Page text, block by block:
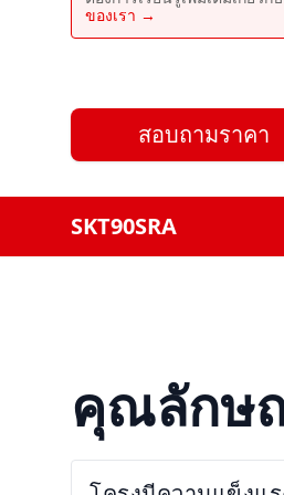
ของเรา →
สอบถามราคา
SKT90SRA
คุณลักษ